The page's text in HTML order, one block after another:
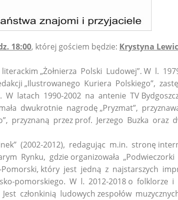
18:00, której gościem będzie: Krystyna
„Żołnierza Polski Ludowej”. W l.
„Ilustrowanego Kuriera Polskiego”,
latach 1990-2002 na antenie TV
dwukrotnie nagrodę „Pryzmat”,
przyznaną przez prof. Jerzego Buzka oraz
(2002-2012), redagując m.in. stronę
Rynku, gdzie organizowała „Podwieczorki
Pomorski, który jest jedną z najstarszych
pomorskiego. W l. 2012-2018 o folklorze i
członkinią ludowych zespołów